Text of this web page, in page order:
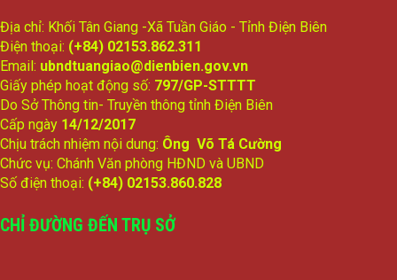
Địa chỉ: Khối Tân Giang -Xã Tuần Giáo - Tỉnh Điện Biên
Điện thoại: (+84) 02153.862.311
Email: ubndtuangiao@dienbien.gov.vn
Giấy phép hoạt động số: 797/GP-STTTT
Do Sở Thông tin- Truyền thông tỉnh Điện Biên
Cấp ngày 14/12/2017
Chịu trách nhiệm nội dung: Ông Võ Tá Cường
Chức vụ: Chánh Văn phòng HĐND và UBND
Số điện thoại: (+84) 02153.860.828
CHỈ ĐƯỜNG ĐẾN TRỤ SỞ